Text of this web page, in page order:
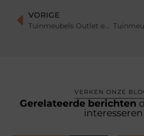
VORIGE
Tuinmeubels Outlet en Tuinsets met Korting: Stijlvolle Buitenmeubels voor een Prikkie
VERKEN ONZE
Gerelateerde berichten
interesseren